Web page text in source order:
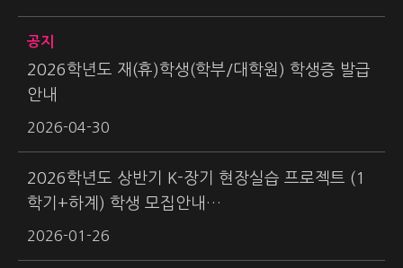
공지
2026학년도 재(휴)학생(학부/대학원) 학생증 발급
안내
2026-04-30
2026학년도 상반기 K-장기 현장실습 프로젝트 (1
학기+하계) 학생 모집안내…
2026-01-26